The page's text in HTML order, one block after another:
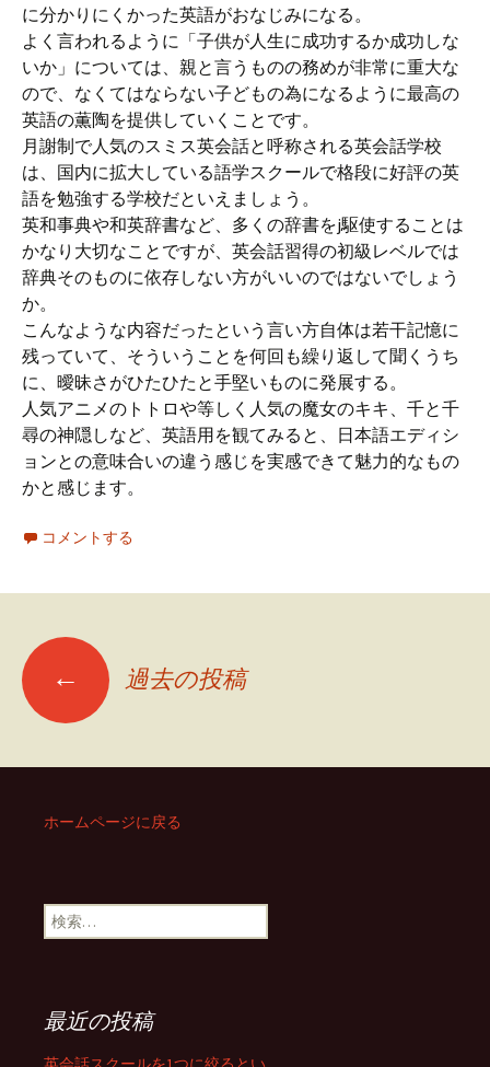
に分かりにくかった英語がおなじみになる。
よく言われるように「子供が人生に成功するか成功しな
いか」については、親と言うものの務めが非常に重大な
ので、なくてはならない子どもの為になるように最高の
英語の薫陶を提供していくことです。
月謝制で人気のスミス英会話と呼称される英会話学校
は、国内に拡大している語学スクールで格段に好評の英
語を勉強する学校だといえましょう。
英和事典や和英辞書など、多くの辞書をj駆使することは
かなり大切なことですが、英会話習得の初級レベルでは
辞典そのものに依存しない方がいいのではないでしょう
か。
こんなような内容だったという言い方自体は若干記憶に
残っていて、そういうことを何回も繰り返して聞くうち
に、曖昧さがひたひたと手堅いものに発展する。
人気アニメのトトロや等しく人気の魔女のキキ、千と千
尋の神隠しなど、英語用を観てみると、日本語エディシ
ョンとの意味合いの違う感じを実感できて魅力的なもの
かと感じます。
コメントする
投
稿
ナ
ビ
ー
← 過去の投稿
ホームページに戻る
検
索
最近の投稿